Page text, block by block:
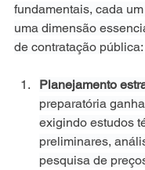
fundamentais, cada
uma dimensão
de contratação pública:
Planejamento
preparatória
exigindo estudos
preliminares,
pesquisa de